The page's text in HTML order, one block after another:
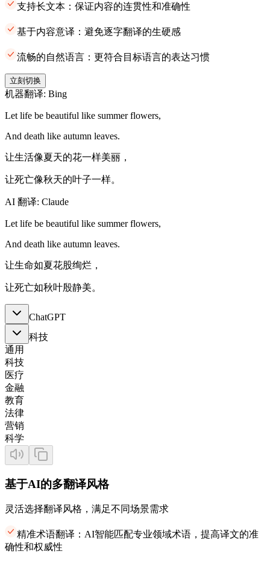
支持长文本：保证内容的连贯性和准确性
基于内容意译：避免逐字翻译的生硬感
流畅的自然语言：更符合目标语言的表达习惯
立刻切换
机器翻译: Bing
Let life be beautiful like summer flowers,
And death like autumn leaves.
让生活像夏天的花一样美丽，
让死亡像秋天的叶子一样。
AI 翻译: Claude
Let life be beautiful like summer flowers,
And death like autumn leaves.
让生命如夏花股绚烂，
让死亡如秋叶殷静美。
ChatGPT
科技
通用
科技
医疗
金融
教育
法律
营销
科学
基于AI的多翻译风格
灵活选择翻译风格，满足不同场景需求
精准术语翻译：AI智能匹配专业领域术语，提高译文的准
确性和权威性